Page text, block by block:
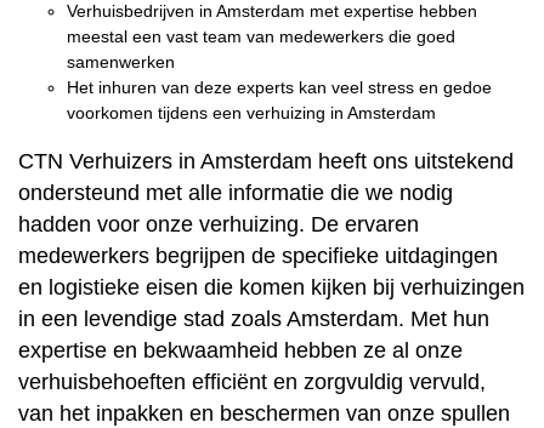
Verhuisbedrijven in Amsterdam met expertise hebben
meestal een vast team van medewerkers die goed
samenwerken
Het inhuren van deze experts kan veel stress en gedoe
voorkomen tijdens een verhuizing in Amsterdam
CTN Verhuizers in Amsterdam heeft ons uitstekend
ondersteund met alle informatie die we nodig
hadden voor onze verhuizing. De ervaren
medewerkers begrijpen de specifieke uitdagingen
en logistieke eisen die komen kijken bij verhuizingen
in een levendige stad zoals Amsterdam. Met hun
expertise en bekwaamheid hebben ze al onze
verhuisbehoeften efficiënt en zorgvuldig vervuld,
van het inpakken en beschermen van onze spullen